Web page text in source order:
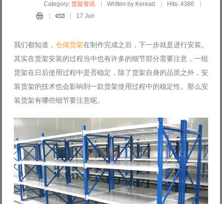
Category:货架资讯 Written by Keread
Hits: 4386
17 Jun
我们都知道， 仓储货架在制作完成之后，下一步就是进行安装。
其实在货架安装的过程当中也有许多的细节部分需要注意，一组
货架在日后使用过程中是否稳定，除了货架自身的品质之外，安
装货架的技术也会影响到一款货架使用过程中的稳定性。那么安
装货架有哪些细节要注意呢。